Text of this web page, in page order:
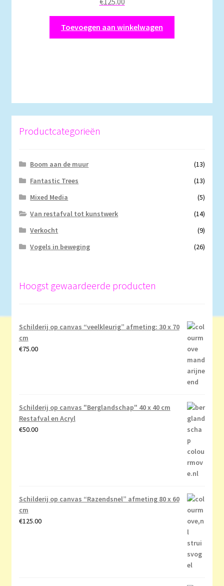
Toevoegen aan winkelwagen
Productcategorieën
Boom aan de muur
(13)
Fantastic Trees
(13)
Mixed Media
(5)
Van restafval tot kunstwerk
(14)
Verkocht
(9)
Vogels in beweging
(26)
Hoogst gewaardeerde producten
Schilderij op canvas “veelkleurig” afmeting: 30 x 70
cm
€75.00
Schilderij op canvas "Berglandschap" 40 x 40 cm
Restafval en Acryl
€50.00
Schilderij op canvas “Razendsnel” afmeting 80 x 60
cm
€125.00